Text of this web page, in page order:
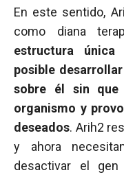
En este sentido,
como diana
estructura
posible
sobre él sin que
organismo y
deseados. Arih2
y ahora
desactivar el